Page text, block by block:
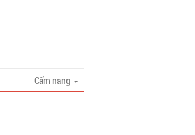
Cẩm nang